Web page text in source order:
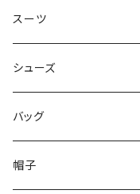
50/XL～
48/L
50/XL～
46/M
48/L
50/XL～
～44/S
46/M
48/L
50/XL～
スーツ
～44/S
46/M
48/L
シューズ
～25.5cm
26cm～
バッグ
帽子